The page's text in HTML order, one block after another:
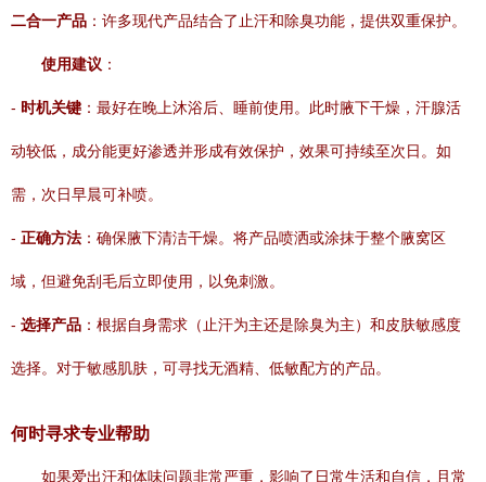
二合一产品 ：许多现代产品结合了止汗和除臭功能，提供双重保护。
使用建议 ：
- 时机关键 ：最好在晚上沐浴后、睡前使用。此时腋下干燥，汗腺活
动较低，成分能更好渗透并形成有效保护，效果可持续至次日。如
需，次日早晨可补喷。
- 正确方法 ：确保腋下清洁干燥。将产品喷洒或涂抹于整个腋窝区
域，但避免刮毛后立即使用，以免刺激。
- 选择产品 ：根据自身需求（止汗为主还是除臭为主）和皮肤敏感度
选择。对于敏感肌肤，可寻找无酒精、低敏配方的产品。
何时寻求专业帮助
如果爱出汗和体味问题非常严重，影响了日常生活和自信，且常